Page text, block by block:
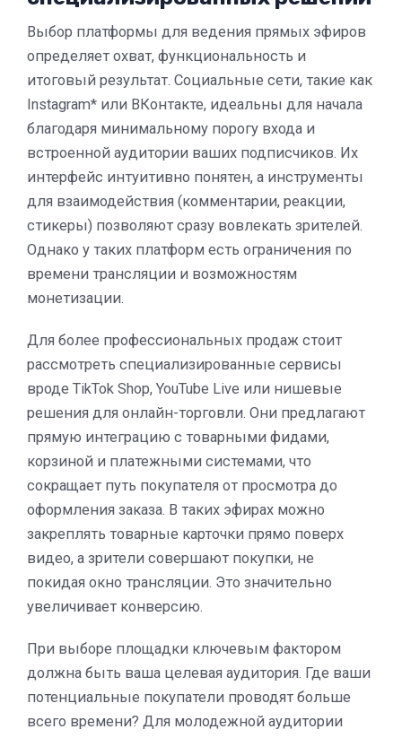
Выбор платформы для ведения прямых эфиров
определяет охват, функциональность и
итоговый результат. Социальные сети, такие как
Instagram* или ВКонтакте, идеальны для начала
благодаря минимальному порогу входа и
встроенной аудитории ваших подписчиков. Их
интерфейс интуитивно понятен, а инструменты
для взаимодействия (комментарии, реакции,
стикеры) позволяют сразу вовлекать зрителей.
Однако у таких платформ есть ограничения по
времени трансляции и возможностям
монетизации.
Для более профессиональных продаж стоит
рассмотреть специализированные сервисы
вроде TikTok Shop, YouTube Live или нишевые
решения для онлайн-торговли. Они предлагают
прямую интеграцию с товарными фидами,
корзиной и платежными системами, что
сокращает путь покупателя от просмотра до
оформления заказа. В таких эфирах можно
закреплять товарные карточки прямо поверх
видео, а зрители совершают покупки, не
покидая окно трансляции. Это значительно
увеличивает конверсию.
При выборе площадки ключевым фактором
должна быть ваша целевая аудитория. Где ваши
потенциальные покупатели проводят больше
всего времени? Для молодежной аудитории